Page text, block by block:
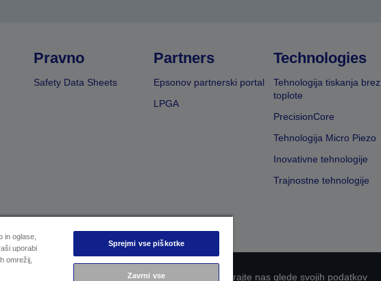
Pravno
Safety Data Sheets
Partners
Epsonov partnerski portal
LPGA
Technologies
Tehnologija tiskanja brez
toplote
PrecisionCore
Tehnologija Micro Piezo
Inovativne tehnologije
Trajnostne tehnologije
EU Data Act Compliance Kontaktirajte nas glede svojih podatkov
in oglase,
uporabi
omrežij,
Sprejmi vse piškotke
Zavrni vse